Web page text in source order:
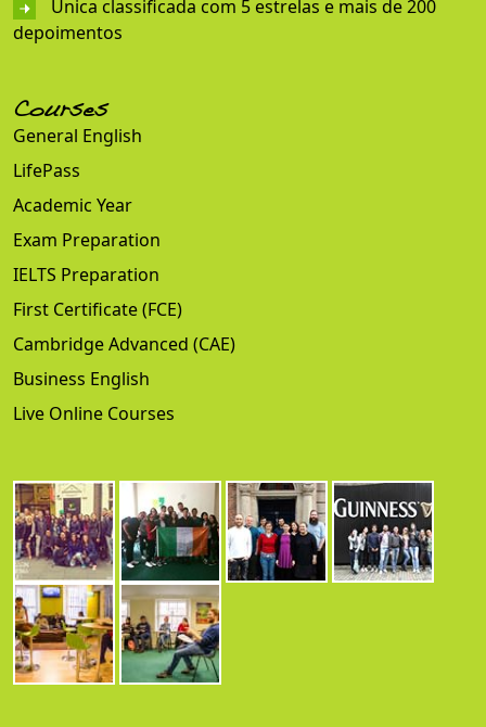
Única classificada com 5 estrelas e mais de 200
depoimentos
Courses
General English
LifePass
Academic Year
Exam Preparation
IELTS Preparation
First Certificate (FCE)
Cambridge Advanced (CAE)
Business English
Live Online Courses